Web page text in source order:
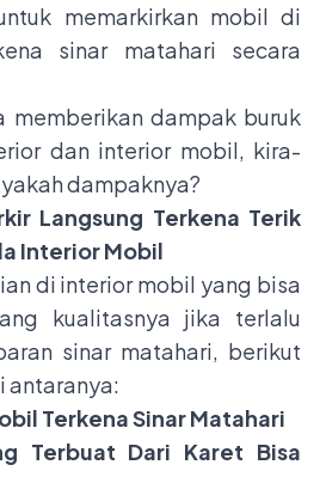
memarkirkan mobil di
sinar matahari secara
memberikan dampak buruk
dan interior mobil, kira-
dampaknya?
Langsung Terkena Terik
Interior Mobil
di interior mobil yang bisa
kualitasnya jika terlalu
sinar matahari, berikut
antaranya:
Terkena Sinar Matahari
Terbuat Dari Karet Bisa